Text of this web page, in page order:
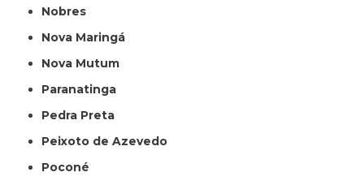
Nobres
Nova Maringá
Nova Mutum
Paranatinga
Pedra Preta
Peixoto de Azevedo
Poconé